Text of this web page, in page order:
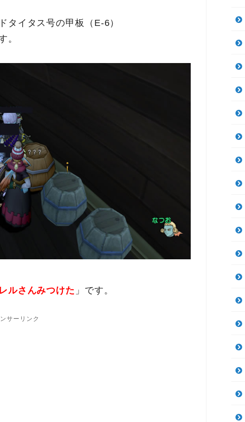
タイタス号の甲板（E-6）
。
ルさんみつけた 」です。
サーリンク